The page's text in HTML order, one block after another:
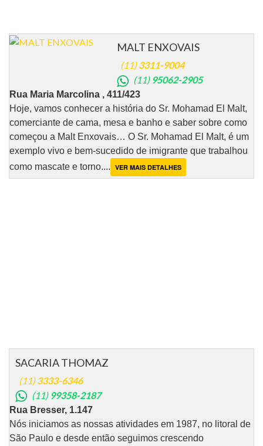
MALT ENXOVAIS
(11)3311-9004
(11) 95062-2905
Rua Maria Marcolina , 411/423
Hoje, vamos conhecer a história do Sr. Mohamad El Malt,
comerciante de cama, mesa e banho e saber sobre como
começou a Malt Enxovais… O Sr. Mohamad El Malt, é um
exemplo vivo e bem-sucedido de imigrante que trabalhou
como mascate e torno.... VER MAIS DETALHES
SACARIA THOMAZ
(11)3333-6346
(11) 99358-2187
Rua Bresser, 1.147
Nós iniciamos as nossas atividades em 1987, no litoral de
São Paulo e desde então seguimos crescendo